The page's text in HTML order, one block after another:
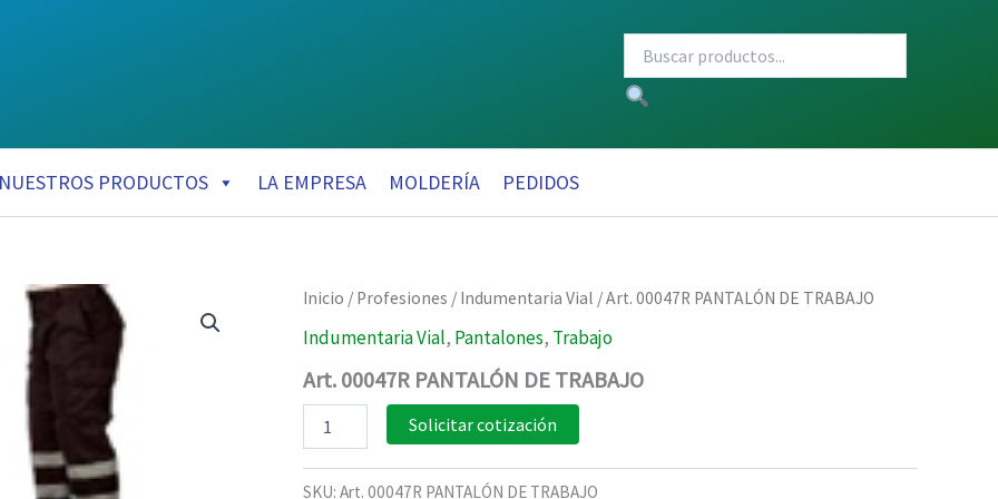
NUESTROS PRODUCTOS LA EMPRESA MOLDERÍA PEDIDOS
Inicio / Profesiones / Indumentaria Vial / Art. 00047R PANTALÓN DE TRABAJO
Indumentaria Vial, Pantalones, Trabajo
Art. 00047R PANTALÓN DE TRABAJO
00047R
DE
Solicitar cotización
SKU: Art. 00047R PANTALÓN DE TRABAJO